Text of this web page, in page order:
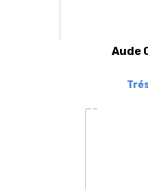
Aude